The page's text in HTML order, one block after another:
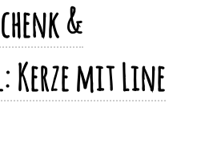
&
mit Line